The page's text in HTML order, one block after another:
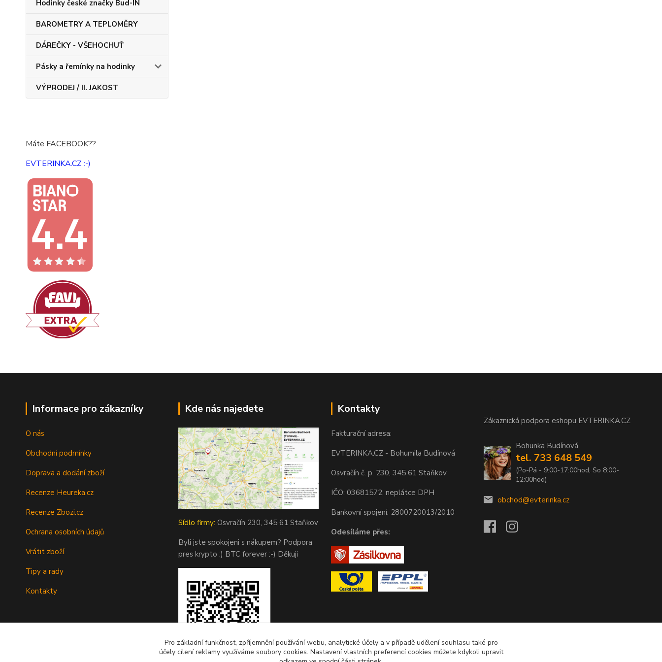
Hodinky české značky Bud-IN
BAROMETRY A TEPLOMĚRY
DÁREČKY - VŠEHOCHUŤ
Pásky a řemínky na hodinky
VÝPRODEJ / II. JAKOST
Máte FACEBOOK??
EVTERINKA.CZ :-)
Informace pro zákazníky
O nás
Obchodní podmínky
Doprava a dodání zboží
Recenze Heureka.cz
Recenze Zbozi.cz
Ochrana osobních údajů
Vrátit zboží
Tipy a rady
Kontakty
Kde nás najedete
Sídlo firmy: Osvračín 230, 345 61 Staňkov
Byli jste spokojeni s nákupem? Podpora
pres krypto :) BTC forever :-) Děkuji
Kontakty
Fakturační adresa:
EVTERINKA.CZ - Bohumila Budínová
Osvračín č. p. 230, 345 61 Staňkov
IČO: 03681572, neplátce DPH
Bankovní spojení: 2800720013/2010
Odesíláme přes:
Zákaznická podpora eshopu EVTERINKA.CZ
Bohunka Budínová
tel. 733 648 549
(Po-Pá - 9:00-17:00hod, So 8:00-
12:00hod)
obchod@evterinka.cz
Pro základní funkčnost, zpříjemnění používání webu, analytické účely a v případě udělení souhlasu také pro
účely cílení reklamy využíváme soubory cookies. Nastavení vlastních preferencí cookies můžete kdykoli upravit